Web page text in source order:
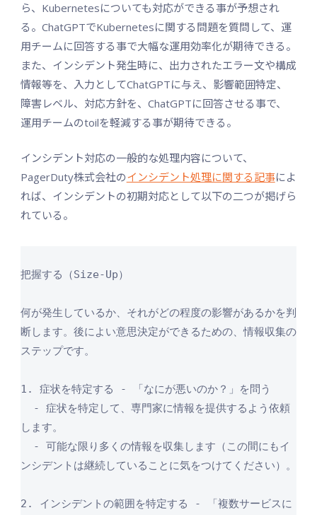
ら、Kubernetesについても対応ができる事が予想され
る。ChatGPTでKubernetesに関する問題を質問して、運
用チームに回答する事で大幅な運用効率化が期待できる。
また、インシデント発生時に、出力されたエラー文や構成
情報等を、入力としてChatGPTに与え、影響範囲特定、
障害レベル、対応方針を、ChatGPTに回答させる事で、
運用チームのtoilを軽減する事が期待できる。
インシデント対応の一般的な処理内容について、
PagerDuty株式会社のインシデント処理に関する記事によ
れば、インシデントの初期対応として以下の二つが掲げら
れている。
把握する（Size-Up）
何が発生しているか、それがどの程度の影響があるかを判
断します。後によい意思決定ができるための、情報収集の
ステップです。
1. 症状を特定する - 「なにが悪いのか？」を問う
します。
ンシデントは継続していることに気をつけてください）。
2. インシデントの範囲を特定する - 「複数サービスに